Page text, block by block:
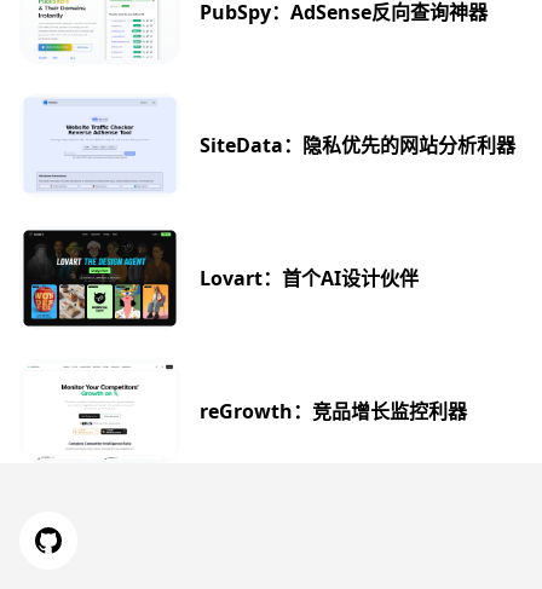
PubSpy：AdSense反向查询神器
SiteData：隐私优先的网站分析利器
Lovart：首个AI设计伙伴
reGrowth：竞品增长监控利器